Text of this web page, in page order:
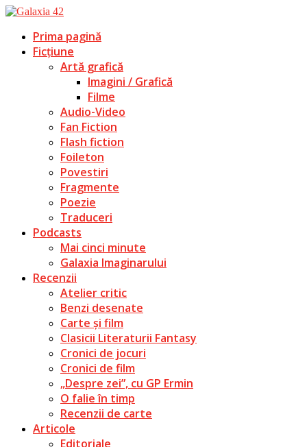
Prima pagină
Ficțiune
Artă grafică
Imagini / Grafică
Filme
Audio-Video
Fan Fiction
Flash fiction
Foileton
Povestiri
Fragmente
Poezie
Traduceri
Podcasts
Mai cinci minute
Galaxia Imaginarului
Recenzii
Atelier critic
Benzi desenate
Carte și film
Clasicii Literaturii Fantasy
Cronici de jocuri
Cronici de film
„Despre zei”, cu GP Ermin
O falie în timp
Recenzii de carte
Articole
Editoriale